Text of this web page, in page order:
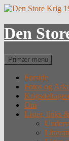
Hop
indhold
Den
Søg
Primær menu
Forside
Fotos og
Om
Lister, links